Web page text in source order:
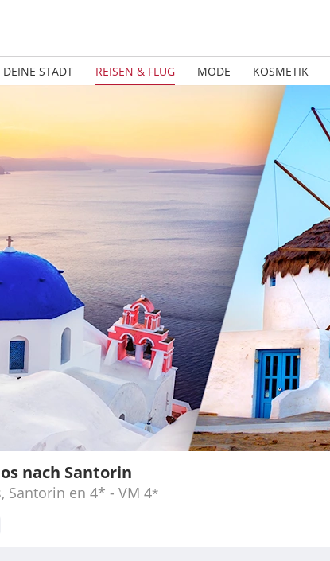
DEINE STADT REISEN & FLUG MODE KOSMETIK
nach Santorin
Santorin en 4* - VM 4*